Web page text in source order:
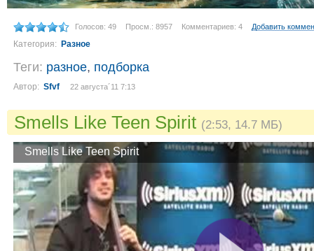
Голосов: 49 Просм.: 8957 Комментариев: 4 Добавить
Категория: Разное
Теги: разное, подборка
Автор: Sfvf 22 августа´11 7:13
Smells Like Teen Spirit (2:53, 14.7 МБ)
Smells Like Teen Spirit